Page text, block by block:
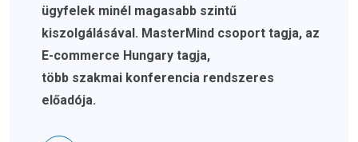
ügyfelek minél magasabb szintű
kiszolgálásával. MasterMind csoport tagja, az
E-commerce Hungary tagja,
több szakmai konferencia rendszeres
előadója.